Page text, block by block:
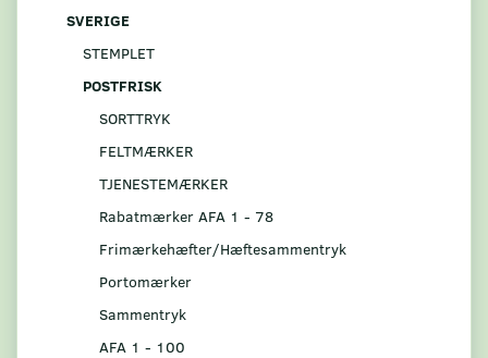
SVERIGE
STEMPLET
POSTFRISK
SORTTRYK
FELTMÆRKER
TJENESTEMÆRKER
Rabatmærker AFA 1 - 78
Frimærkehæfter/Hæftesammentryk
Portomærker
Sammentryk
AFA 1 - 100